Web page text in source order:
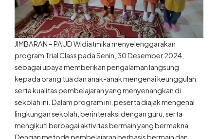
JIMBARAN – PAUD Widiatmika menyelenggarakan
program Trial Class pada Senin, 30 Desember 2024,
sebagai upaya memberikan pengalaman langsung
kepada orang tua dan anak-anak mengenai keunggulan
serta kualitas pembelajaran yang menyenangkan di
sekolah ini. Dalam program ini, peserta diajak mengenal
lingkungan sekolah, berinteraksi dengan guru, serta
mengikuti berbagai aktivitas bermain yang bermakna.
Dengan metode pembelajaran berbasis bermain dan